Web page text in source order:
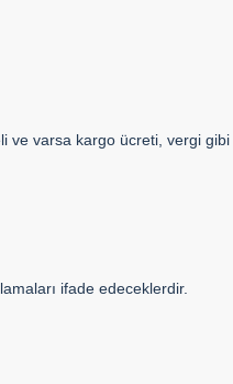
varsa kargo ücreti, vergi
ifade edeceklerdir.